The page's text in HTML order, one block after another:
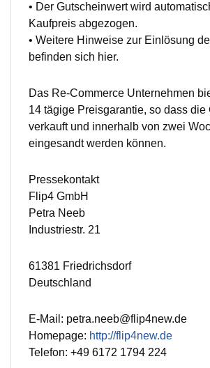
• Der Gutscheinwert wird
Kaufpreis abgezogen.
• Weitere Hinweise zur Einlösung
befinden sich hier.
Das Re-Commerce Unternehmen
14 tägige Preisgarantie, so dass die
verkauft und innerhalb von zwei
eingesandt werden können.
Pressekontakt
Flip4 GmbH
Petra Neeb
Industriestr. 21
61381 Friedrichsdorf
Deutschland
E-Mail: petra.neeb@flip4new.de
Homepage: http://flip4new.de
Telefon: +49 6172 1794 224